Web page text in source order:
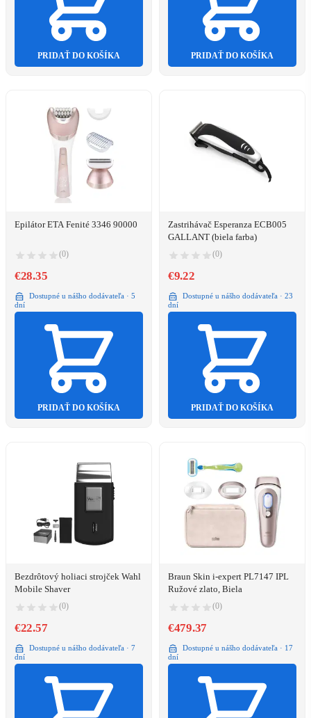
PRIDAŤ DO KOŠÍKA PRIDAŤ DO KOŠÍKA
Epilátor ETA Fenité 3346 90000
(0)
€28.35
Dostupné u nášho dodávateľa · 5
dní
PRIDAŤ DO KOŠÍKA
Zastrihávač Esperanza ECB005
GALLANT (biela farba)
(0)
€9.22
Dostupné u nášho dodávateľa · 23
dní
PRIDAŤ DO KOŠÍKA
Bezdrôtový holiaci strojček Wahl
Mobile Shaver
(0)
€22.57
Dostupné u nášho dodávateľa · 7
dní
Braun Skin i-expert PL7147 IPL
Ružové zlato, Biela
(0)
€479.37
Dostupné u nášho dodávateľa · 17
dní